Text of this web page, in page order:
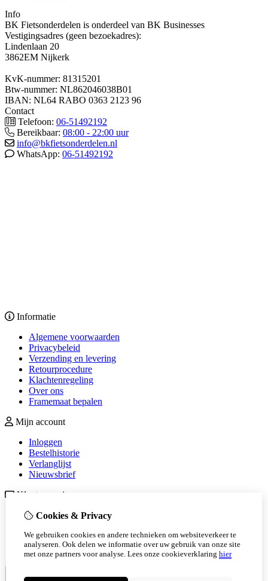
Info
BK Fietsonderdelen is onderdeel van BK Businesses
Vestigingsadres (geen bezoekadres):
Lindenlaan 20
3862EM Nijkerk
KvK-nummer: 81315201
Btw-nummer: NL862046038B01
IBAN: NL64 RABO 0363 2123 96
Contact
Telefoon: 06-51492192
Bereikbaar: 08:00 - 22:00 uur
info@bkfietsonderdelen.nl
WhatsApp: 06-51492192
Informatie
Algemene voorwaarden
Privacybeleid
Verzending en levering
Retourprocedure
Klachtenregeling
Over ons
Framemaat bepalen
Mijn account
Inloggen
Bestelhistorie
Verlanglijst
Nieuwsbrief
Klantenservice
Contact
Sitemap
Veelgestelde vragen
Cookies & Privacy
We gebruiken cookies en andere technieken om websiteverkeer te
analyseren. Ook delen we informatie over uw gebruik van onze site
met onze partners voor analyse. Lees onze cookieverklaring hier